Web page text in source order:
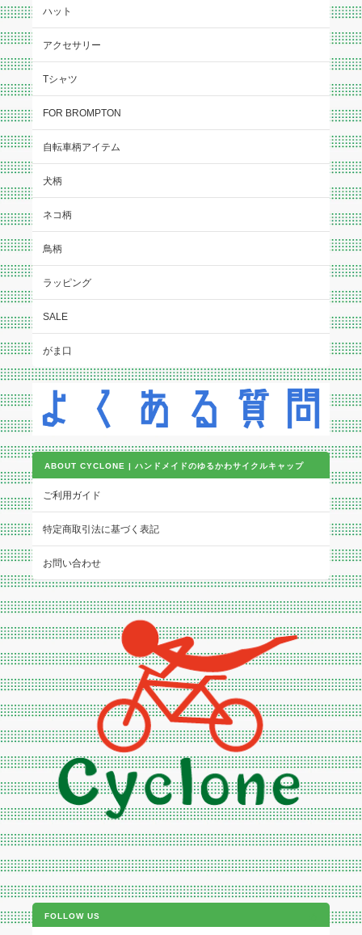
ハット
アクセサリー
Tシャツ
FOR BROMPTON
自転車柄アイテム
犬柄
ネコ柄
鳥柄
ラッピング
SALE
がま口
ABOUT CYCLONE | ハンドメイドのゆるかわサイクルキャップ
ご利用ガイド
特定商取引法に基づく表記
お問い合わせ
FOLLOW US